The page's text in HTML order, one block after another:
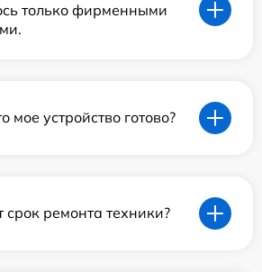
только фирменными
мое устройство готово?
срок ремонта техники?